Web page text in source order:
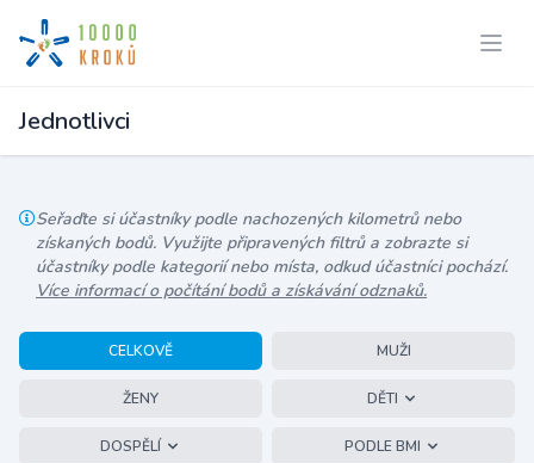
Jednotlivci
Seřaďte si účastníky podle nachozených kilometrů nebo
získaných bodů. Využijte připravených filtrů a zobrazte si
účastníky podle kategorií nebo místa, odkud účastníci pochází.
Více informací o počítání bodů a získávání odznaků.
CELKOVĚ MUŽI
ŽENY DĚTI
DOSPĚLÍ PODLE BMI